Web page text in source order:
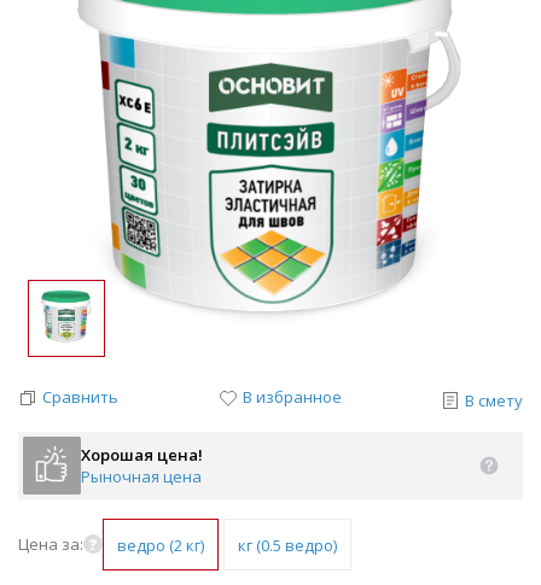
Сравнить В избранное В смету
Хорошая цена!
Рыночная цена
Цена за: ведро (2 кг) кг (0.5 ведро)